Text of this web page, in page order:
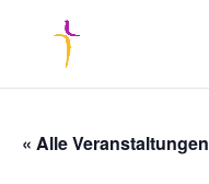
« Alle Veranstaltungen